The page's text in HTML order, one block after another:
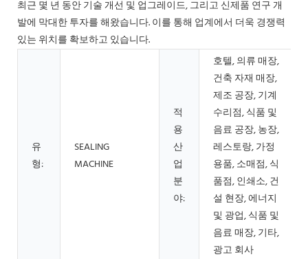
최근 몇 년 동안 기술 개선 및 업그레이드, 그리고 신제품 연구 개
발에 막대한 투자를 해왔습니다. 이를 통해 업계에서 더욱 경쟁력
있는 위치를 확보하고 있습니다.
유
형:
SEALING
MACHINE
적
용
산
업
분
야:
호텔, 의류 매장,
건축 자재 매장,
제조 공장, 기계
수리점, 식품 및
음료 공장, 농장,
레스토랑, 가정
용품, 소매점, 식
품점, 인쇄소, 건
설 현장, 에너지
및 광업, 식품 및
음료 매장, 기타,
광고 회사